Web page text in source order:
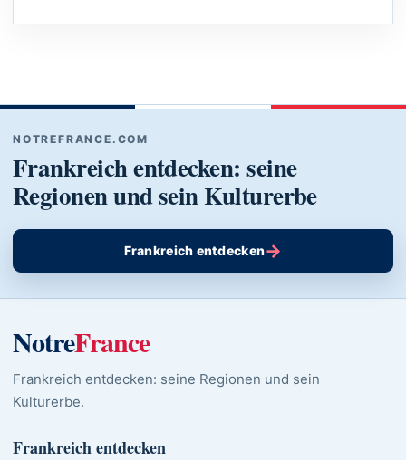
NOTREFRANCE.COM
Frankreich entdecken: seine
Regionen und sein Kulturerbe
Frankreich entdecken→
NotreFrance
Frankreich entdecken: seine Regionen und sein
Kulturerbe.
Frankreich entdecken